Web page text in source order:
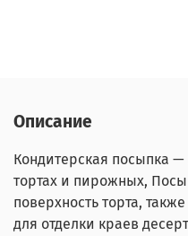
Описание
Кондитерская посыпка
тортах и пирожных,
поверхность торта,
для отделки краев